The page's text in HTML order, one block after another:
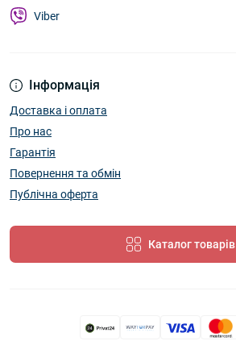
Інформація
Доставка і оплата
Про нас
Гарантія
Повернення та обмін
Публічна оферта
Каталог товарів
Viber